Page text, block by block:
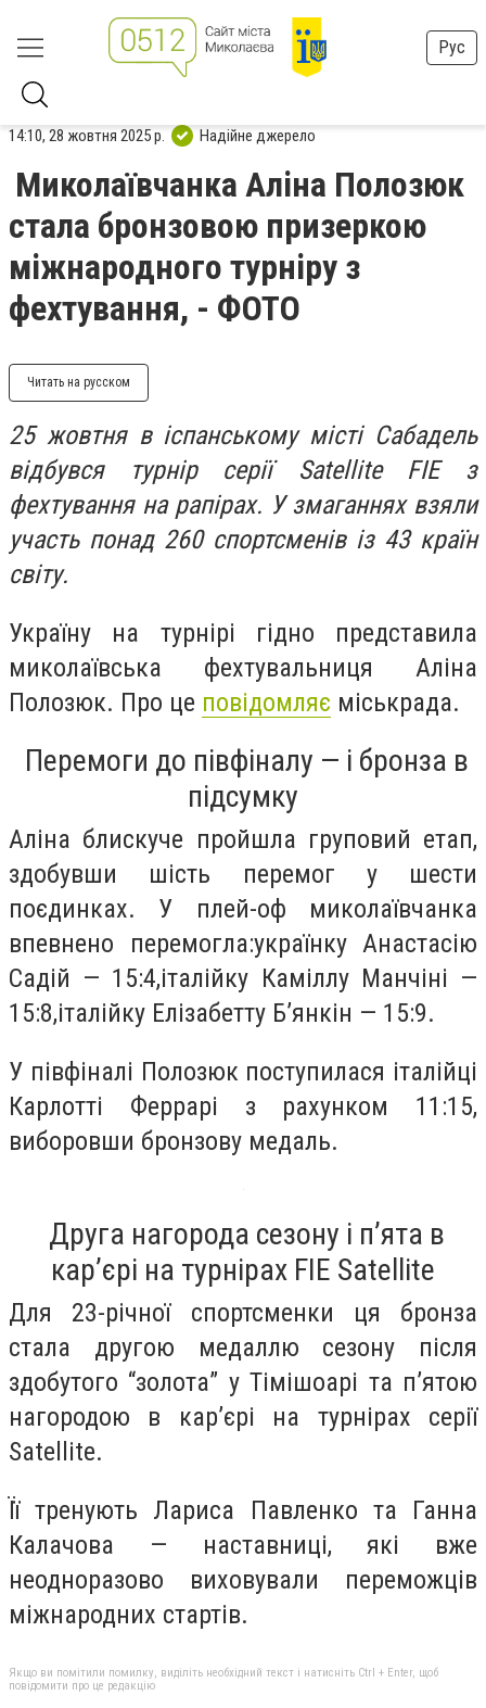
Рус
14:10, 28 жовтня 2025 р. Надійне джерело
Миколаївчанка Аліна Полозюк
стала бронзовою призеркою
міжнародного турніру з
фехтування, - ФОТО
Читать на русском
25 жовтня в іспанському місті Сабадель
відбувся турнір серії Satellite FIE з
фехтування на рапірах. У змаганнях взяли
участь понад 260 спортсменів із 43 країн
світу.
Україну на турнірі гідно представила
миколаївська фехтувальниця Аліна
Полозюк. Про це повідомляє міськрада.
Перемоги до півфіналу — і бронза в
підсумку
Аліна блискуче пройшла груповий етап,
здобувши шість перемог у шести
поєдинках. У плей-оф миколаївчанка
впевнено перемогла:українку Анастасію
Садій — 15:4,італійку Каміллу Манчіні —
15:8,італійку Елізабетту Б’янкін — 15:9.
У півфіналі Полозюк поступилася італійці
Карлотті Феррарі з рахунком 11:15,
виборовши бронзову медаль.
Друга нагорода сезону і п’ята в
кар’єрі на турнірах FIE Satellite
Для 23-річної спортсменки ця бронза
стала другою медаллю сезону після
здобутого “золота” у Тімішоарі та п’ятою
нагородою в кар’єрі на турнірах серії
Satellite.
Її тренують Лариса Павленко та Ганна
Калачова — наставниці, які вже
неодноразово виховували переможців
міжнародних стартів.
Якщо ви помітили помилку, виділіть необхідний текст і натисніть Ctrl + Enter, щоб
повідомити про це редакцію